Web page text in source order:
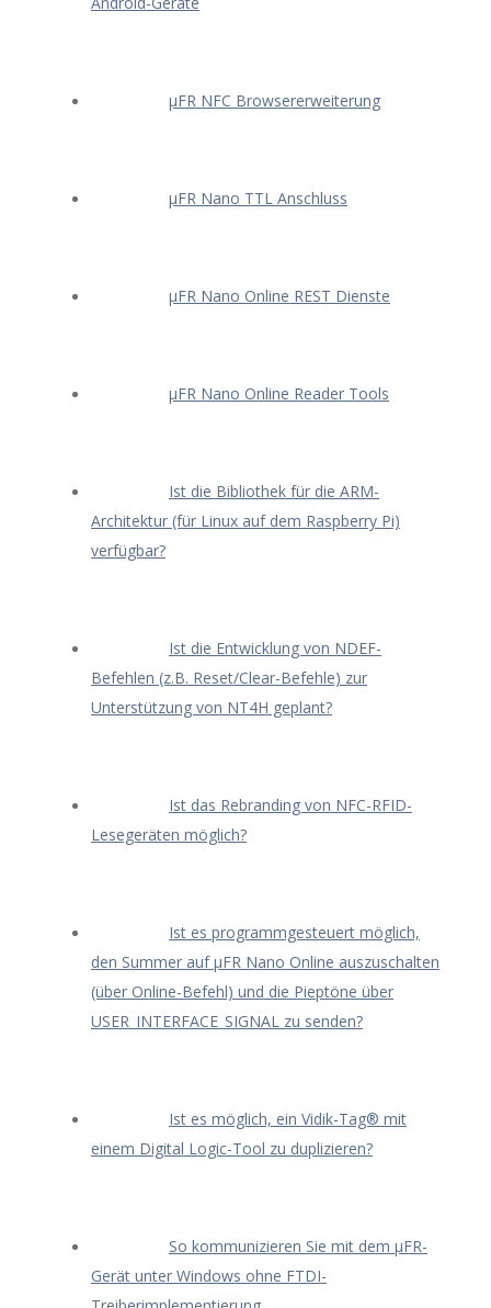
μFR NFC Browsererweiterung
μFR Nano TTL Anschluss
μFR Nano Online REST Dienste
μFR Nano Online Reader Tools
Ist die Bibliothek für die ARM-
Architektur (für Linux auf dem Raspberry Pi)
verfügbar?
Ist die Entwicklung von NDEF-
Befehlen (z.B. Reset/Clear-Befehle) zur
Unterstützung von NT4H geplant?
Ist das Rebranding von NFC-RFID-
Lesegeräten möglich?
Ist es programmgesteuert möglich,
den Summer auf μFR Nano Online auszuschalten
(über Online-Befehl) und die Pieptöne über
USER_INTERFACE_SIGNAL zu senden?
Ist es möglich, ein Vidik-Tag® mit
einem Digital Logic-Tool zu duplizieren?
So kommunizieren Sie mit dem μFR-
Gerät unter Windows ohne FTDI-